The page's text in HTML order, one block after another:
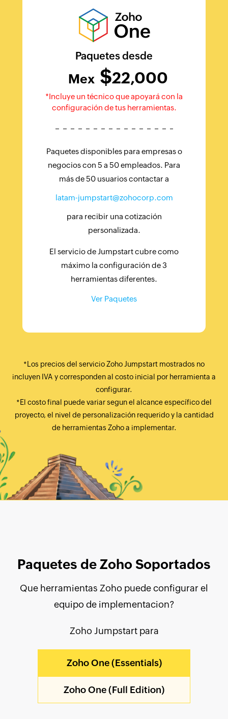
Paquetes desde
Mex $22,000
*Incluye un técnico que apoyará con la
configuración de tus herramientas.
Paquetes disponibles para empresas o
negocios con 5 a 50 empleados. Para
más de 50 usuarios contactar a
latam-jumpstart@zohocorp.com
para recibir una cotización
personalizada.
El servicio de Jumpstart cubre como
máximo la configuración de 3
herramientas diferentes.
Ver Paquetes
*Los precios del servicio Zoho Jumpstart mostrados no
incluyen IVA y corresponden al costo inicial por herramienta a
configurar.
*El costo final puede variar segun el alcance específico del
proyecto, el nivel de personalización requerido y la cantidad
de herramientas Zoho a implementar.
Paquetes de Zoho Soportados
Que herramientas Zoho puede configurar el
equipo de implementacion?
Zoho Jumpstart para
Zoho One (Essentials)
Zoho One (Full Edition)